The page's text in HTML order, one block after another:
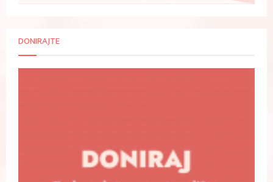
DONIRAJTE